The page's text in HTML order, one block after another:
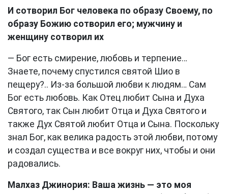
И сотворил Бог человека по образу Своему, по
образу Божию сотворил его; мужчину и
женщину сотворил их
— Бог есть смирение, любовь и терпение…
Знаете, почему спустился святой Шио в
пещеру?.. Из-за большой любви к людям… Сам
Бог есть любовь. Как Отец любит Сына и Духа
Святого, так Сын любит Отца и Духа Святого и
также Дух Святой любит Отца и Сына. Поскольку
знал Бог, как велика радость этой любви, потому
и создал существа и все вокруг них, чтобы и они
радовались.
Малхаз Джинория: Ваша жизнь — это моя